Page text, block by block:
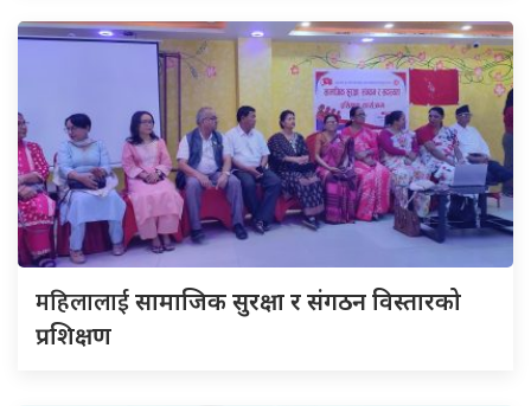
महिलालाईसामाजिक सुरक्षा र संगठन विस्तारको
प्रशिक्षण